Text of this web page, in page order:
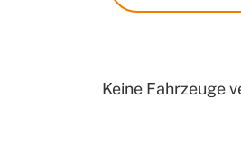
Keine Fahrzeuge